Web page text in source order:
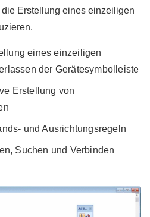
Erstellung eines einzeiligen
eines einzeiligen
der Gerätesymbolleiste
Erstellung von
und Ausrichtungsregeln
Suchen und Verbinden